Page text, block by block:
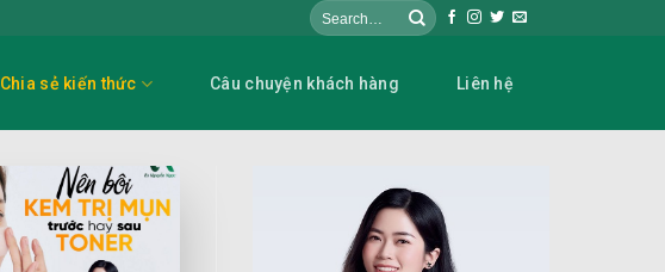
Chia sẻ kiến thức Câu chuyện khách hàng Liên hệ